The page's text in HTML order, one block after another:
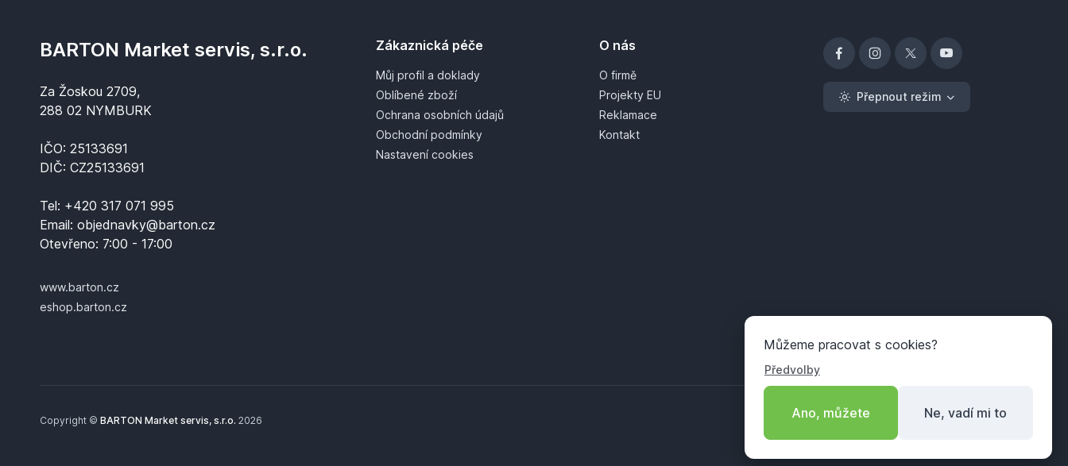
BARTON Market servis, s.r.o.
Za Žoskou 2709,
288 02 NYMBURK
IČO: 25133691
DIČ: CZ25133691
Tel: +420 317 071 995
Email: objednavky@barton.cz
Otevřeno: 7:00 - 17:00
www.barton.cz
eshop.barton.cz
Zákaznická péče
Můj profil a doklady
Oblíbené zboží
Ochrana osobních údajů
Obchodní podmínky
Nastavení cookies
O nás
O firmě
Projekty EU
Reklamace
Kontakt
Přepnout režim
Copyright © BARTON Market servis, s.r.o. 2026
Můžeme pracovat s cookies?
Předvolby
Ano, můžete Ne, vadí mi to